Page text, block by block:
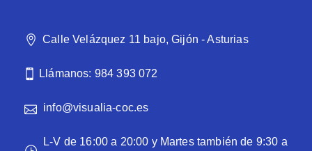
Calle Velázquez 11 bajo, Gijón - Asturias
Llámanos: 984 393 072
info@visualia-coc.es
L-V de 16:00 a 20:00 y Martes también de 9:30 a